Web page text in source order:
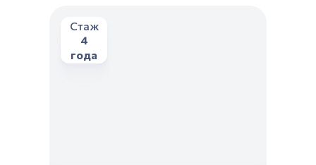
Стаж
4
года